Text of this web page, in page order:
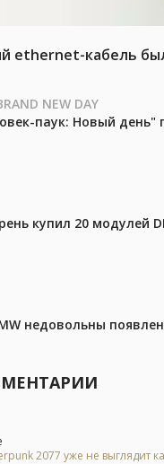
ethernet-кабель
NEW DAY
паук: Новый
купил 20 модулей
недовольны
2077 уже не выглядит